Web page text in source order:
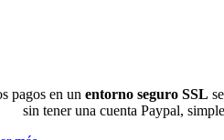
pagos en un entorno seguro SSL
sin tener una cuenta Paypal,